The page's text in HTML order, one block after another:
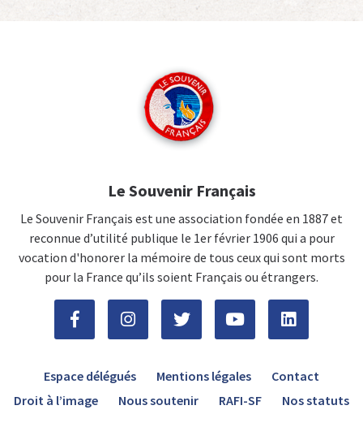
Le Souvenir Français
Le Souvenir Français est une association fondée en 1887 et
reconnue d’utilité publique le 1er février 1906 qui a pour
vocation d'honorer la mémoire de tous ceux qui sont morts
pour la France qu’ils soient Français ou étrangers.
Espace délégués Mentions légales
Contact
Droit à l’image
Nous soutenir RAFI-SF Nos statuts